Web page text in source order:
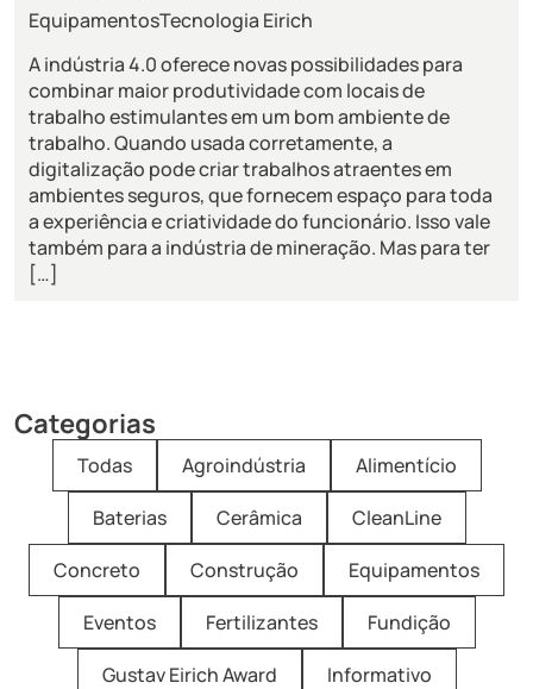
EquipamentosTecnologia Eirich
A indústria 4.0 oferece novas possibilidades para
combinar maior produtividade com locais de
trabalho estimulantes em um bom ambiente de
trabalho. Quando usada corretamente, a
digitalização pode criar trabalhos atraentes em
ambientes seguros, que fornecem espaço para toda
a experiência e criatividade do funcionário. Isso vale
também para a indústria de mineração. Mas para ter
[…]
Categorias
Todas Agroindústria
Alimentício
Baterias
Cerâmica
CleanLine
Concreto
Construção
Equipamentos
Eventos
Fertilizantes
Fundição
Gustav Eirich Award
Informativo